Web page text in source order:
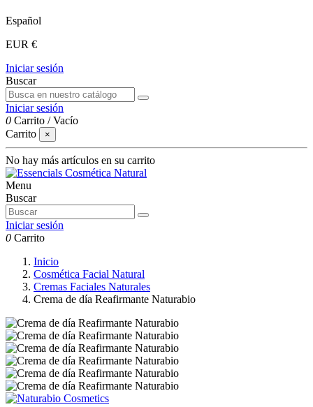
Español
EUR €
Iniciar sesión
Buscar
Iniciar sesión
0 Carrito /Vacío
Carrito
×
No hay más artículos en su carrito
Menu
Buscar
Iniciar sesión
0 Carrito
Inicio
Cosmética Facial Natural
Cremas Faciales Naturales
Crema de día Reafirmante Naturabio